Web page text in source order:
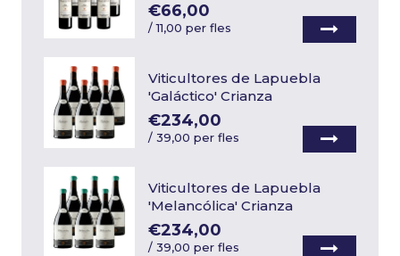
€66,00
/11,00 per fles
Viticultores de Lapuebla
'Galáctico' Crianza
€234,00
/39,00 per fles
Viticultores de Lapuebla
'Melancólica' Crianza
€234,00
/39,00 per fles